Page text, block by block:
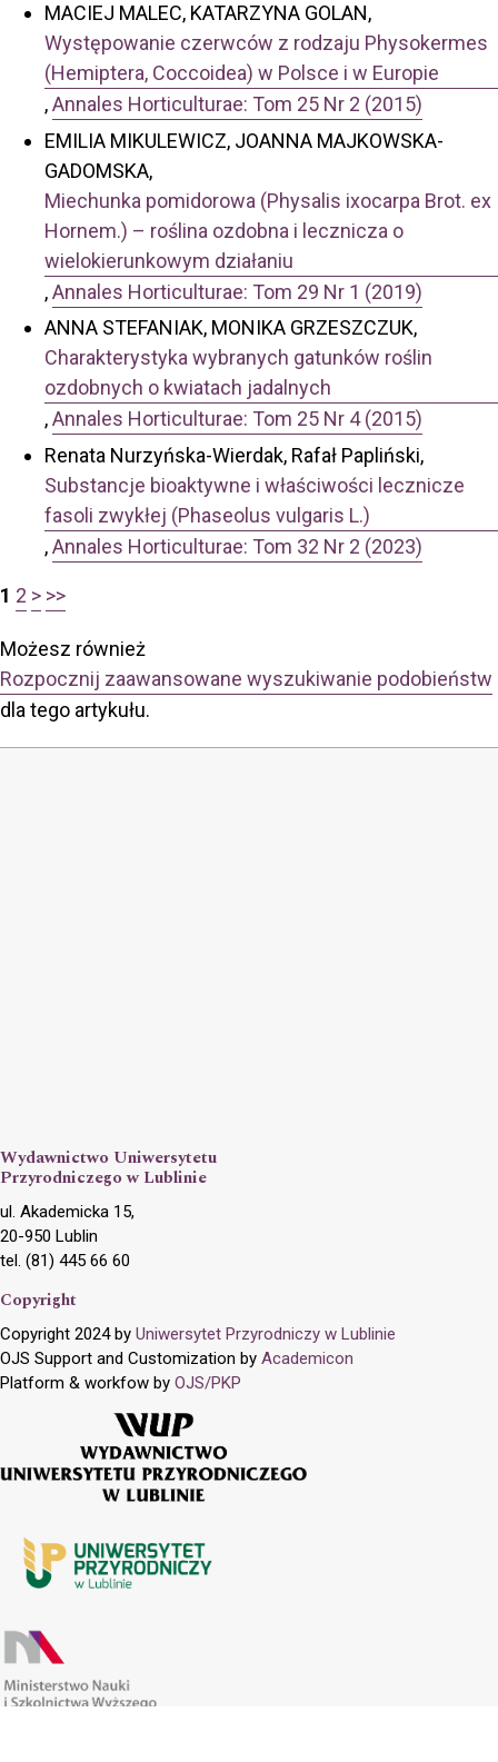
MACIEJ MALEC, KATARZYNA GOLAN,
Występowanie czerwców z rodzaju Physokermes
(Hemiptera, Coccoidea) w Polsce i w Europie
,Annales Horticulturae: Tom 25 Nr 2 (2015)
EMILIA MIKULEWICZ, JOANNA MAJKOWSKA-
GADOMSKA,
Miechunka pomidorowa (Physalis ixocarpa Brot. ex
Hornem.) – roślina ozdobna i lecznicza o
wielokierunkowym działaniu
,Annales Horticulturae: Tom 29 Nr 1 (2019)
ANNA STEFANIAK, MONIKA GRZESZCZUK,
Charakterystyka wybranych gatunków roślin
ozdobnych o kwiatach jadalnych
,Annales Horticulturae: Tom 25 Nr 4 (2015)
Renata Nurzyńska-Wierdak, Rafał Papliński,
Substancje bioaktywne i właściwości lecznicze
fasoli zwykłej (Phaseolus vulgaris L.)
,Annales Horticulturae: Tom 32 Nr 2 (2023)
1 2 > >>
Możesz również
Rozpocznij zaawansowane wyszukiwanie podobieństw
dla tego artykułu.
Wydawnictwo Uniwersytetu
Przyrodniczego w Lublinie
ul. Akademicka 15,
20-950 Lublin
tel. (81) 445 66 60
Copyright
Copyright 2024 by Uniwersytet Przyrodniczy w Lublinie
OJS Support and Customization by Academicon
Platform & workfow by OJS/PKP